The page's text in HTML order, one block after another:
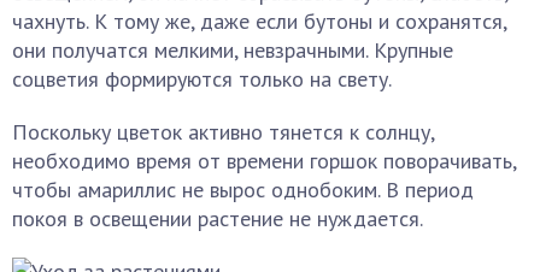
чахнуть. К тому же, даже если бутоны и сохранятся,
они получатся мелкими, невзрачными. Крупные
соцветия формируются только на свету.
Поскольку цветок активно тянется к солнцу,
необходимо время от времени горшок поворачивать,
чтобы амариллис не вырос однобоким. В период
покоя в освещении растение не нуждается.